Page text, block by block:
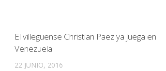
El villeguense Christian Paez ya juega en
Venezuela
22 JUNIO, 2016